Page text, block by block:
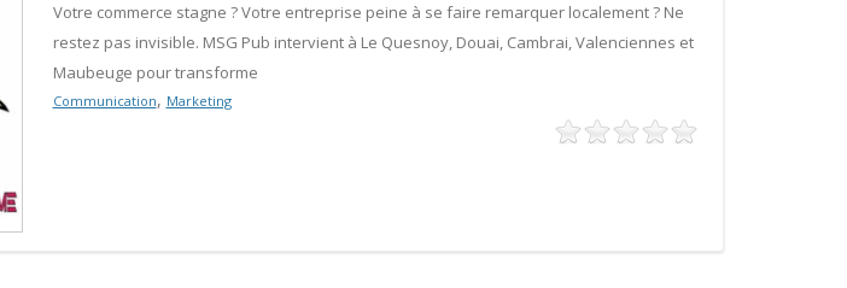
Votre commerce stagne ? Votre entreprise peine à se faire remarquer localement ? Ne
restez pas invisible. MSG Pub intervient à Le Quesnoy, Douai, Cambrai, Valenciennes et
Maubeuge pour transforme
Communication, Marketing